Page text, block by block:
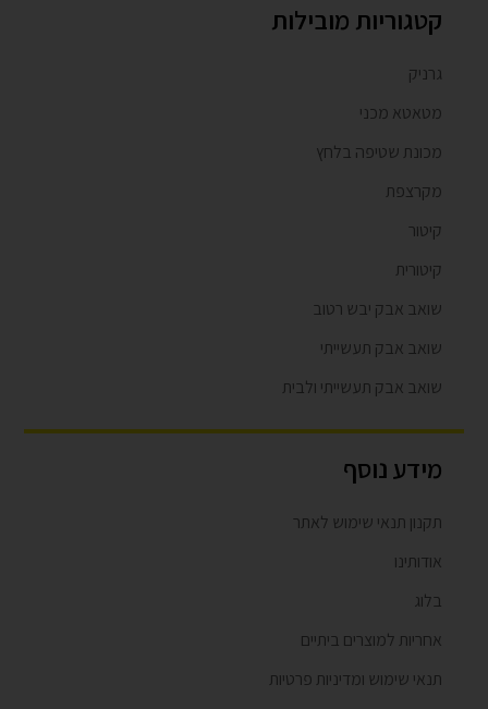
קטגוריות מובילות
גרניק
מטאטא מכני
מכונת שטיפה בלחץ
מקרצפת
קיטור
קיטורית
שואב אבק יבש רטוב
שואב אבק תעשייתי
שואב אבק תעשייתי ולבית
מידע נוסף
תקנון תנאי שימוש לאתר
אודותינו
בלוג
אחריות למוצרים ביתיים
תנאי שימוש ומדיניות פרטיות